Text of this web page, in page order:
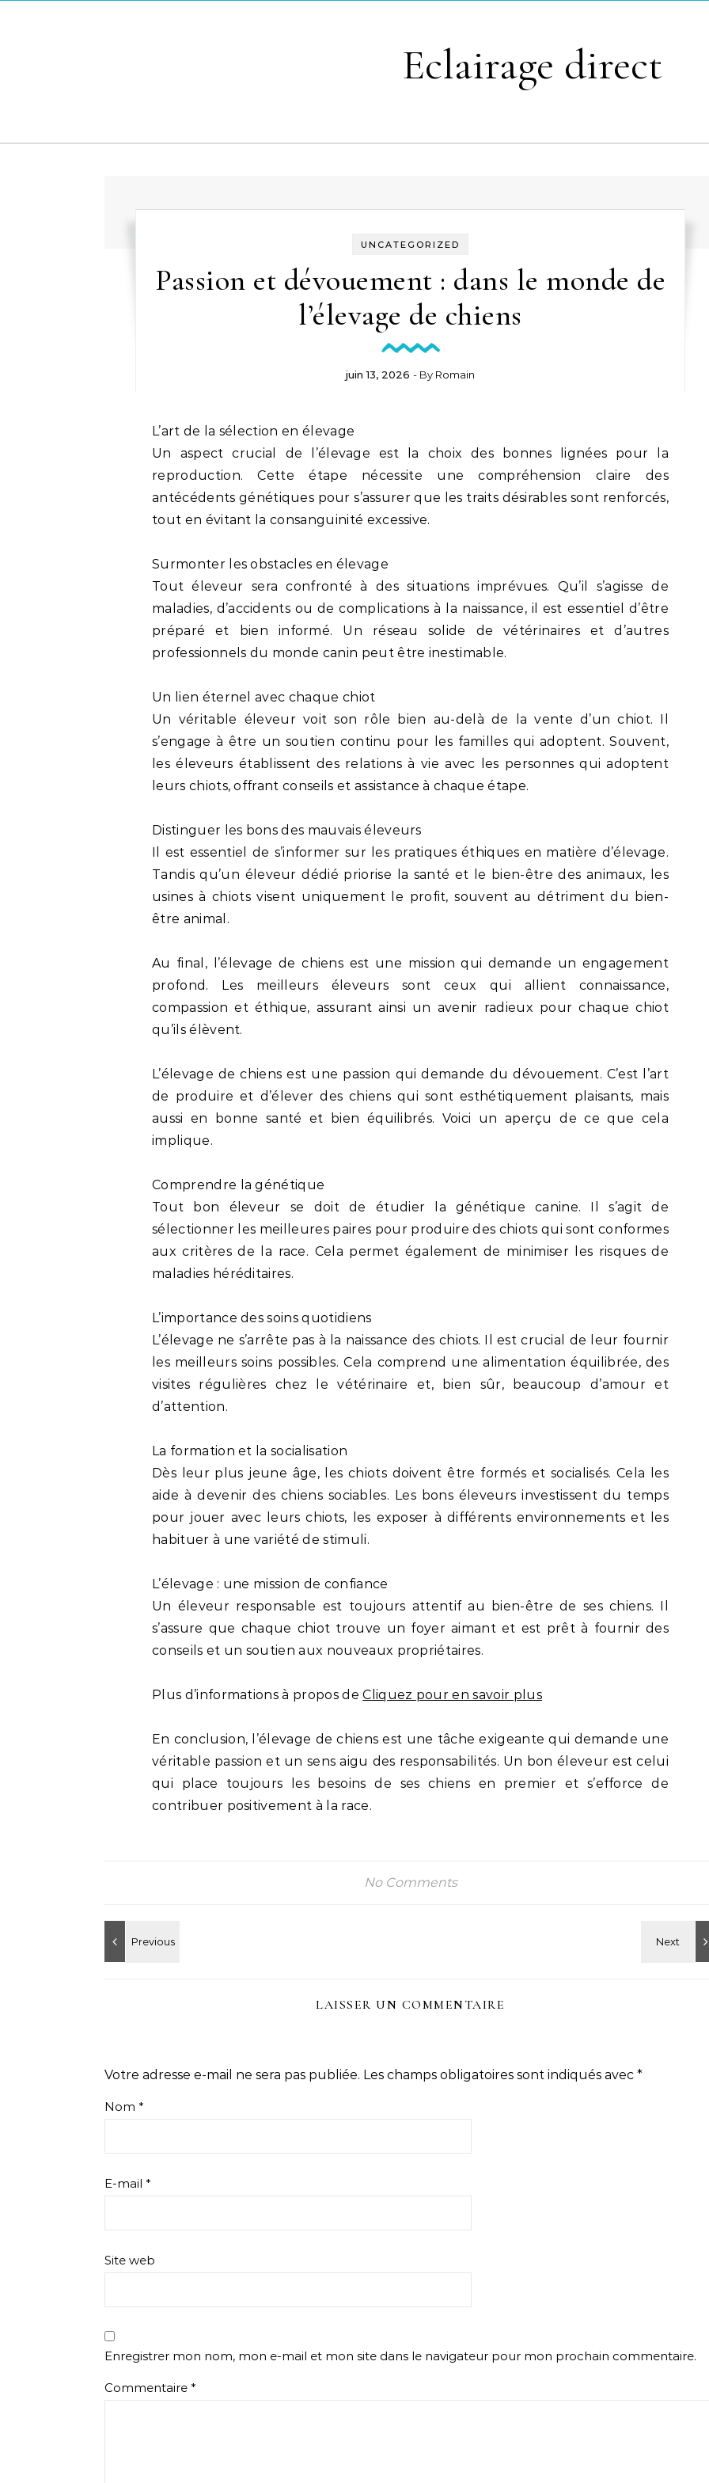
Eclairage direct
UNCATEGORIZED
Passion et dévouement : dans le monde de
l’élevage de chiens
juin 13, 2026 - By Romain
L’art de la sélection en élevage
Un aspect crucial de l’élevage est la choix des bonnes lignées pour la
reproduction. Cette étape nécessite une compréhension claire des
antécédents génétiques pour s’assurer que les traits désirables sont renforcés,
tout en évitant la consanguinité excessive.
Surmonter les obstacles en élevage
Tout éleveur sera confronté à des situations imprévues. Qu’il s’agisse de
maladies, d’accidents ou de complications à la naissance, il est essentiel d’être
préparé et bien informé. Un réseau solide de vétérinaires et d’autres
professionnels du monde canin peut être inestimable.
Un lien éternel avec chaque chiot
Un véritable éleveur voit son rôle bien au-delà de la vente d’un chiot. Il
s’engage à être un soutien continu pour les familles qui adoptent. Souvent,
les éleveurs établissent des relations à vie avec les personnes qui adoptent
leurs chiots, offrant conseils et assistance à chaque étape.
Distinguer les bons des mauvais éleveurs
Il est essentiel de s’informer sur les pratiques éthiques en matière d’élevage.
Tandis qu’un éleveur dédié priorise la santé et le bien-être des animaux, les
usines à chiots visent uniquement le profit, souvent au détriment du bien-
être animal.
Au final, l’élevage de chiens est une mission qui demande un engagement
profond. Les meilleurs éleveurs sont ceux qui allient connaissance,
compassion et éthique, assurant ainsi un avenir radieux pour chaque chiot
qu’ils élèvent.
L’élevage de chiens est une passion qui demande du dévouement. C’est l’art
de produire et d’élever des chiens qui sont esthétiquement plaisants, mais
aussi en bonne santé et bien équilibrés. Voici un aperçu de ce que cela
implique.
Comprendre la génétique
Tout bon éleveur se doit de étudier la génétique canine. Il s’agit de
sélectionner les meilleures paires pour produire des chiots qui sont conformes
aux critères de la race. Cela permet également de minimiser les risques de
maladies héréditaires.
L’importance des soins quotidiens
L’élevage ne s’arrête pas à la naissance des chiots. Il est crucial de leur fournir
les meilleurs soins possibles. Cela comprend une alimentation équilibrée, des
visites régulières chez le vétérinaire et, bien sûr, beaucoup d’amour et
d’attention.
La formation et la socialisation
Dès leur plus jeune âge, les chiots doivent être formés et socialisés. Cela les
aide à devenir des chiens sociables. Les bons éleveurs investissent du temps
pour jouer avec leurs chiots, les exposer à différents environnements et les
habituer à une variété de stimuli.
L’élevage : une mission de confiance
Un éleveur responsable est toujours attentif au bien-être de ses chiens. Il
s’assure que chaque chiot trouve un foyer aimant et est prêt à fournir des
conseils et un soutien aux nouveaux propriétaires.
Plus d’informations à propos deCliquez pour en savoir plus
En conclusion, l’élevage de chiens est une tâche exigeante qui demande une
véritable passion et un sens aigu des responsabilités. Un bon éleveur est celui
qui place toujours les besoins de ses chiens en premier et s’efforce de
contribuer positivement à la race.
No Comments
LAISSER UN COMMENTAIRE
Votre adresse e-mail ne sera pas publiée. Les champs obligatoires sont indiqués avec *
Nom *
E-mail *
Site web
Enregistrer mon nom, mon e-mail et mon site dans le navigateur pour mon prochain commentaire.
Commentaire *